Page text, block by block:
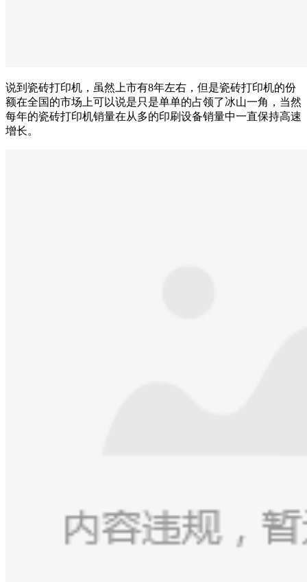
说到瓷砖打印机，虽然上市有8年左右，但是瓷砖打印机的份
额在全国的市场上可以说是只是单单的占领了冰山一角，当然
每年的瓷砖打印机销量在从多的印刷设备销量中一直保持高速
增长。